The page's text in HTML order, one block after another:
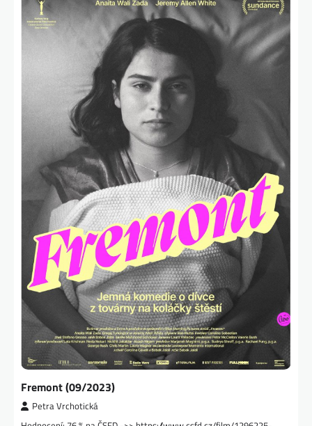
Fremont (09/2023)
Petra Vrchotická